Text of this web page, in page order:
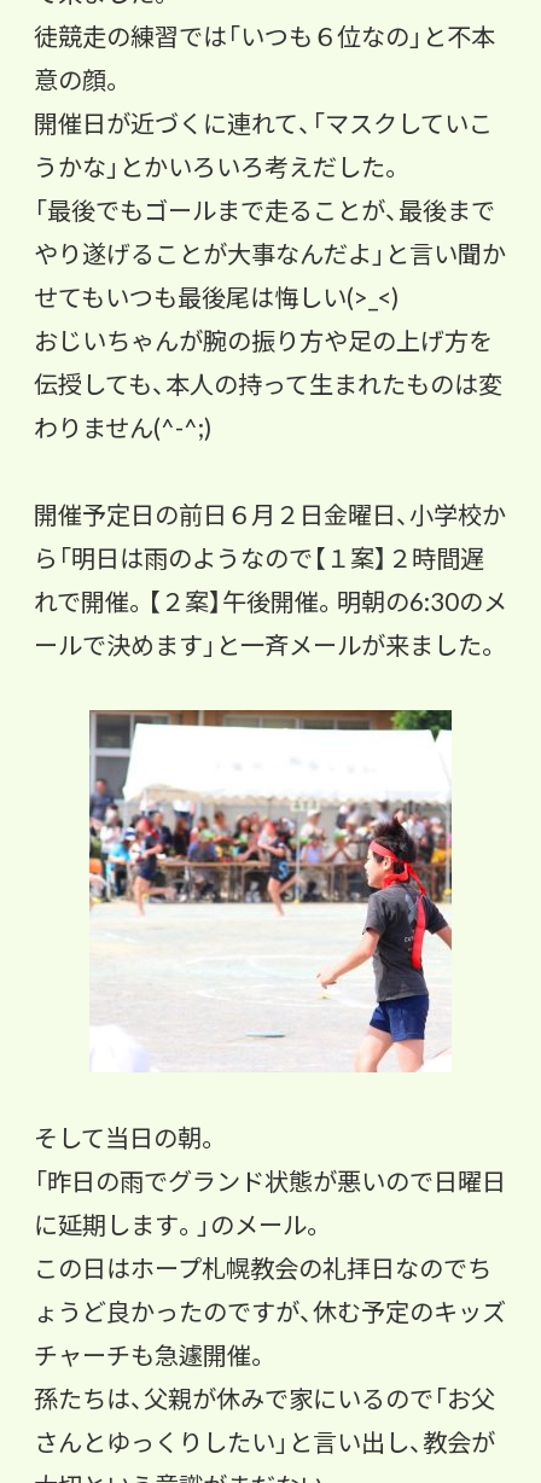
徒競走の練習では「いつも６位なの」と不本
意の顔。
開催日が近づくに連れて、「マスクしていこ
うかな」 とかいろいろ考えだした。
「最後でもゴールまで走ることが、最後まで
やり遂げることが大事なんだよ」 と言い聞か
せてもいつも最後尾は悔しい(>_<)
おじいちゃんが腕の振り方や足の上げ方を
伝授しても、本人の持って生まれたものは変
わりません(^-^;)
開催予定日の前日６月２日金曜日、小学校か
ら「明日は雨のようなので【１案】２時間遅
れで開催。【 ２案】午後開催。明朝の6:30のメ
ールで決めます」 と一斉メールが来ました。
そして当日の朝。
「昨日の雨でグランド状態が悪いので日曜日
に延期します。」 のメール。
この日はホープ札幌教会の礼拝日なのでち
ょうど良かったのですが、休む予定のキッズ
チャーチも急遽開催。
孫たちは、父親が休みで家にいるので「お父
さんとゆっくりしたい」 と言い出し、教会が